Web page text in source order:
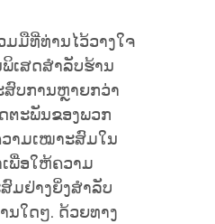
ມືທີ່ທ່ານໄວ້ວາງໃຈ
ເສດສຳລັບຮ້ານ
ສົບການຫຼາຍກວ່າ
ຕະພັນຂອງພວກ
າມເໝາະສົມໃນ
ພື່ອໃຫ້ຄວາມ
ມຢ່າງຍິ່ງສຳລັບ
ນໃດໆ. ດ້ວຍທາງ